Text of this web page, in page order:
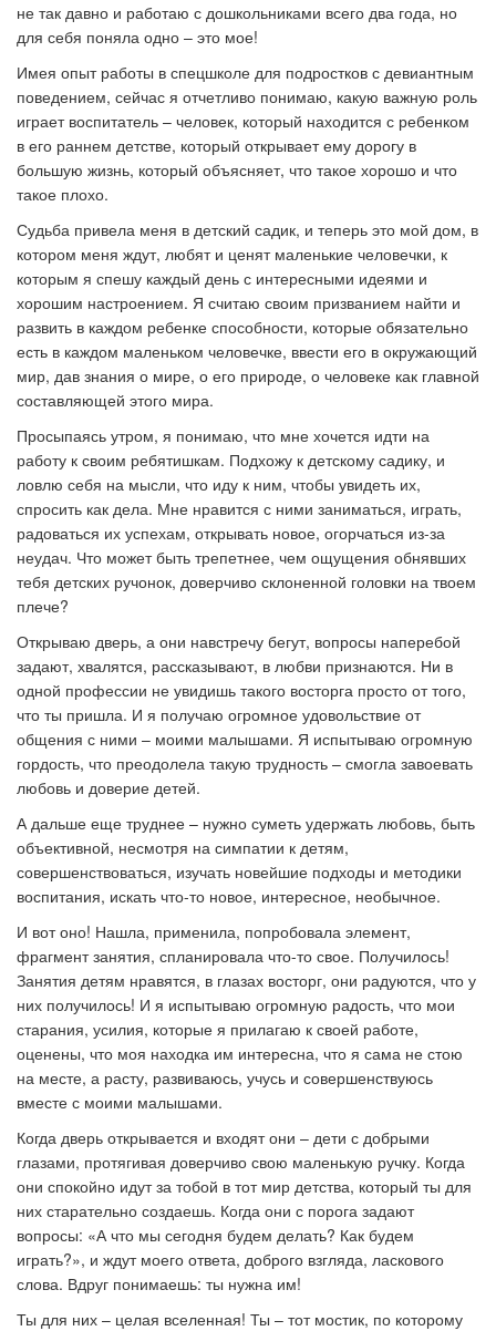
не так давно и работаю с дошкольниками всего два года, но
для себя поняла одно – это мое!
Имея опыт работы в спецшколе для подростков с девиантным
поведением, сейчас я отчетливо понимаю, какую важную роль
играет воспитатель – человек, который находится с ребенком
в его раннем детстве, который открывает ему дорогу в
большую жизнь, который объясняет, что такое хорошо и что
такое плохо.
Судьба привела меня в детский садик, и теперь это мой дом, в
котором меня ждут, любят и ценят маленькие человечки, к
которым я спешу каждый день с интересными идеями и
хорошим настроением. Я считаю своим призванием найти и
развить в каждом ребенке способности, которые обязательно
есть в каждом маленьком человечке, ввести его в окружающий
мир, дав знания о мире, о его природе, о человеке как главной
составляющей этого мира.
Просыпаясь утром, я понимаю, что мне хочется идти на
работу к своим ребятишкам. Подхожу к детскому садику, и
ловлю себя на мысли, что иду к ним, чтобы увидеть их,
спросить как дела. Мне нравится с ними заниматься, играть,
радоваться их успехам, открывать новое, огорчаться из-за
неудач. Что может быть трепетнее, чем ощущения обнявших
тебя детских ручонок, доверчиво склоненной головки на твоем
плече?
Открываю дверь, а они навстречу бегут, вопросы наперебой
задают, хвалятся, рассказывают, в любви признаются. Ни в
одной профессии не увидишь такого восторга просто от того,
что ты пришла. И я получаю огромное удовольствие от
общения с ними – моими малышами. Я испытываю огромную
гордость, что преодолела такую трудность – смогла завоевать
любовь и доверие детей.
А дальше еще труднее – нужно суметь удержать любовь, быть
объективной, несмотря на симпатии к детям,
совершенствоваться, изучать новейшие подходы и методики
воспитания, искать что-то новое, интересное, необычное.
И вот оно! Нашла, применила, попробовала элемент,
фрагмент занятия, спланировала что-то свое. Получилось!
Занятия детям нравятся, в глазах восторг, они радуются, что у
них получилось! И я испытываю огромную радость, что мои
старания, усилия, которые я прилагаю к своей работе,
оценены, что моя находка им интересна, что я сама не стою
на месте, а расту, развиваюсь, учусь и совершенствуюсь
вместе с моими малышами.
Когда дверь открывается и входят они – дети с добрыми
глазами, протягивая доверчиво свою маленькую ручку. Когда
они спокойно идут за тобой в тот мир детства, который ты для
них старательно создаешь. Когда они с порога задают
вопросы: «А что мы сегодня будем делать? Как будем
играть?», и ждут моего ответа, доброго взгляда, ласкового
слова. Вдруг понимаешь: ты нужна им!
Ты для них – целая вселенная! Ты – тот мостик, по которому